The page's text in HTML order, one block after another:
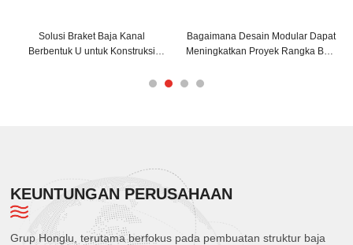
Solusi Braket Baja Kanal
Berbentuk U untuk Konstruksi
Bagaimana Desain Modular Dapat
Meningkatkan Proyek Rangka Baja
KEUNTUNGAN PERUSAHAAN
Grup Honglu, terutama berfokus pada pembuatan struktur baja